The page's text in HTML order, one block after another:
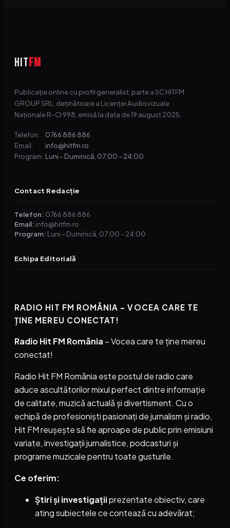
HITFM
Publicație online cu profil generalist, parte a SC HITFM
GROUP SRL, deținătoare a Licenței Audiovizuale
Naționale R-CI 998, emisă la data de 19 august 2025.
Telefon: 0766 886 886
Email: info@hitfm.ro
Program: Luni – Duminică, 07:00 – 24:00
Contact Redacție
Telefon: 0766 886 886
Email: info@hitfm.ro
Program: Luni – Duminică, 07:00 – 24:00
Echipa Editorială
RADIO HIT FM ROMÂNIA – VOCEA CARE TE
ȚINE MEREU CONECTAT!
Radio Hit FM România – Vocea care te ține mereu
conectat!
Radio Hit FM România este postul de radio care
aduce ascultătorilor mixul perfect dintre informație
de calitate, muzică actuală și divertisment. Cu o
echipă de profesioniști pasionați de jurnalism și radio,
Hit FM reușește să fie aproape de public prin emisiuni
variate, investigații jurnalistice, podcasturi și
programe muzicale pentru toate gusturile.
Ce oferim:
Știri și investigațiiprezentate obiectiv, care
ating subiectele ce contează cu adevărat;